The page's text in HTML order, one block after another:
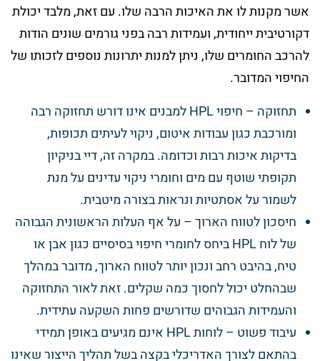
אשר מקנות לו את האיכות הרבה שלו. עם זאת, מלבד יכולת
דקורטיבית ייחודית, ועמידות רבה בפני גורמים שונים הודות
להרכב החומרים שלו, ניתן למנות יתרונות נוספים לזכותו של
החיפוי המדובר.
תחזוקה – חיפוי HPL למבנים אינו דורש תחזוקה רבה
ומורכבת כגון עבודות איטום, ניקוי לעיתים תכופות,
בדיקות איכות רבות וכדומה. במקרה זה, דיי בניקיון
תקופתי שוטף עם מים וחומרי ניקוי עדינים על מנת
לשמור על אסתטיות ונראות בצורה מיטבית.
חיסכון לטווח הארוך – על אף העלות הראשונית הגבוהה
של לוח HPL ביחס לחומרי חיפוי בסיסיים כגון אבן או
טיח, בהיבט רחב ונכון יותר לטווח הארוך, מדובר במהלך
שבהחלט יכול לחסוך כמה שקלים. זאת לאור התחזוקה
והעמידות הגבוהים שדורשים פחות השקעה עתידית.
עיבוד פשוט – לוחות HPL אינם מגיעים באופן תמידי
בהתאם לצורך האדריכלי בקצה בשל תהליך הייצור שאינו